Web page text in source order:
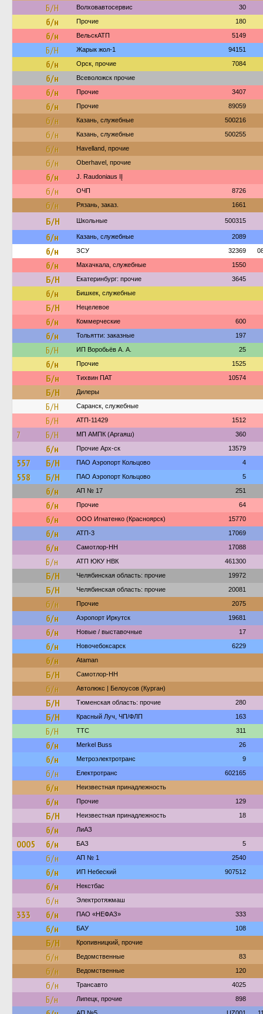
Б/Н Волховавтосервис 30
б/н Прочие 180
б/н ВельскАТП 5149
Б/Н Жарык жол-1 94151
б/н Орск, прочие 7084
б/н Всеволожск прочие
б/н Прочие 3407
б/н Прочие 89059
б/н Казань, служебные 500216
б/н Казань, служебные 500255
б/н Havelland, прочие
б/н Oberhavel, прочие
б/н J. Raudoniaus IĮ
б/н ОЧП 8726
б/н Рязань, заказ. 1661
Б/Н Школьные 500315
б/н Казань, служебные 2089
б/н ЗСУ 32369
б/н Махачкала, служебные 1550
Б/Н Екатеринбург: прочие 3645
б/н Бишкек, служебные
Б/Н Нецелевое
б/н Коммерческие 600
б/н Тольятти: заказные 197
Б/Н ИП Воробьёв А. А. 25
б/н Прочие 1525
Б/н Тихвин ПАТ 10574
Б/Н Дилеры
Б/Н Саранск, служебные
Б/Н АТП-11429 1512
7 Б/Н МП АМПК (Аргаяш) 360
б/н Прочие Арх-ск 13579
557 Б/Н ПАО Аэропорт Кольцово 4
558 Б/Н ПАО Аэропорт Кольцово 5
б/н АП № 17 251
б/н Прочие 64
б/н ООО Игнатенко (Красноярск) 15770
б/н АТП-3 17069
б/н Самотлор-НН 17088
Б/н АТП ЮКУ НВК 461300
Б/Н Челябинская область: прочие 19972
Б/Н Челябинская область: прочие 20081
б/н Прочие 2075
б/н Аэропорт Иркутск 19681
б/н Новые / выставочные 17
б/н Новочебоксарск 6229
б/н Ataman
Б/Н Самотлор-НН
б/н Автолюкс | Белоусов (Курган)
Б/Н Тюменская область: прочие 280
Б/Н Красный Луч, ЧП/ФЛП 163
Б/Н ТТС 311
б/н Merkel Buss 26
б/н Метроэлектротранс 9
б/н Електротранс 602165
б/н Неизвестная принадлежность
б/н Прочие 129
Б/Н Неизвестная принадлежность 18
б/н ЛиАЗ
0005 б/н БАЗ 5
б/н АП № 1 2540
б/н ИП Небеский 907512
б/н Некстбас
б/н Электротяжмаш
333 б/н ПАО «НЕФАЗ» 333
б/н БАУ 108
Б/Н Кропивницкий, прочие
б/н Ведомственные 83
б/н Ведомственные 120
б/н Трансавто 4025
Б/н Липецк, прочие 898